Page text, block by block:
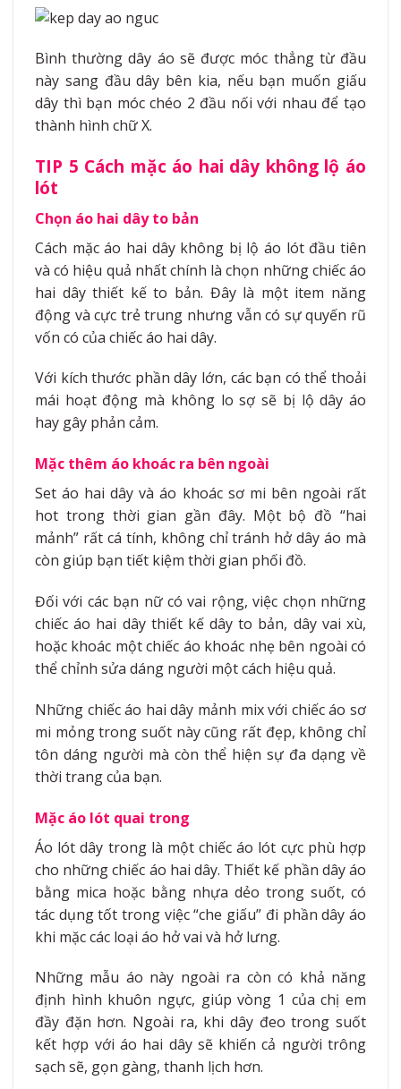
Bình thường dây áo sẽ được móc thẳng từ đầu
này sang đầu dây bên kia, nếu bạn muốn giấu
dây thì bạn móc chéo 2 đầu nối với nhau để tạo
thành hình chữ X.
TIP 5 Cách mặc áo hai dây không lộ áo
lót
Chọn áo hai dây to bản
Cách mặc áo hai dây không bị lộ áo lót đầu tiên
và có hiệu quả nhất chính là chọn những chiếc áo
hai dây thiết kế to bản. Đây là một item năng
động và cực trẻ trung nhưng vẫn có sự quyến rũ
vốn có của chiếc áo hai dây.
Với kích thước phần dây lớn, các bạn có thể thoải
mái hoạt động mà không lo sợ sẽ bị lộ dây áo
hay gây phản cảm.
Mặc thêm áo khoác ra bên ngoài
Set áo hai dây và áo khoác sơ mi bên ngoài rất
hot trong thời gian gần đây. Một bộ đồ “hai
mảnh” rất cá tính, không chỉ tránh hở dây áo mà
còn giúp bạn tiết kiệm thời gian phối đồ.
Đối với các bạn nữ có vai rộng, việc chọn những
chiếc áo hai dây thiết kế dây to bản, dây vai xù,
hoặc khoác một chiếc áo khoác nhẹ bên ngoài có
thể chỉnh sửa dáng người một cách hiệu quả.
Những chiếc áo hai dây mảnh mix với chiếc áo sơ
mi mỏng trong suốt này cũng rất đẹp, không chỉ
tôn dáng người mà còn thể hiện sự đa dạng về
thời trang của bạn.
Mặc áo lót quai trong
Áo lót dây trong là một chiếc áo lót cực phù hợp
cho những chiếc áo hai dây. Thiết kế phần dây áo
bằng mica hoặc bằng nhựa dẻo trong suốt, có
tác dụng tốt trong việc “che giấu” đi phần dây áo
khi mặc các loại áo hở vai và hở lưng.
Những mẫu áo này ngoài ra còn có khả năng
định hình khuôn ngực, giúp vòng 1 của chị em
đầy đặn hơn. Ngoài ra, khi dây đeo trong suốt
kết hợp với áo hai dây sẽ khiến cả người trông
sạch sẽ, gọn gàng, thanh lịch hơn.